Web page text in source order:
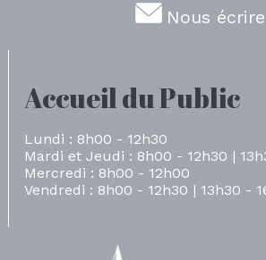
Nous écrire
Accueil du Public
Lundi : 8h00 - 12h30
Mardi et Jeudi : 8h00 - 12h30 |
Mercredi : 8h00 - 12h00
Vendredi : 8h00 - 12h30 | 13h30 -